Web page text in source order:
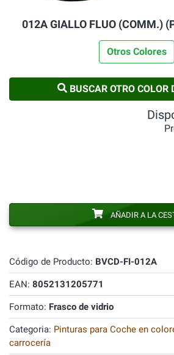
012A GIALLO FLUO (COMM.)
Otros Colores
BUSCAR OTRO COLOR
Código de Producto: BVCD-FI-012A
EAN: 8052131205771
Formato: Frasco de vidrio
Categoria: Pinturas para Coche en
carrocería
AÑADIR A LA